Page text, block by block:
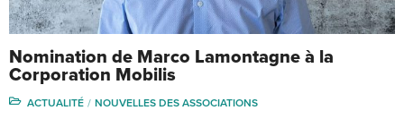
Nomination de Marco Lamontagne à la
Corporation Mobilis
ACTUALITÉ NOUVELLES DES ASSOCIATIONS